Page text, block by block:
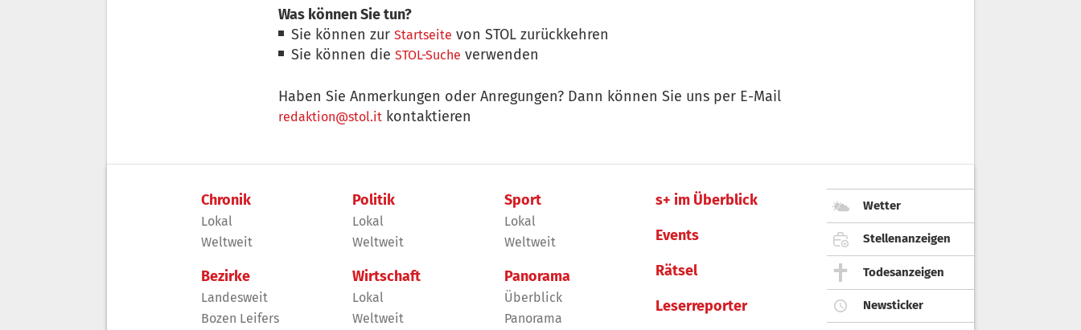
Was können Sie tun?
Sie können zurStartseite von STOL zurückkehren
Sie können dieSTOL-Suche verwenden
Haben Sie Anmerkungen oder Anregungen? Dann können Sie uns per E-Mail
redaktion@stol.it kontaktieren
Chronik
Lokal
Weltweit
Bezirke
Landesweit
Bozen Leifers
Politik
Lokal
Weltweit
Wirtschaft
Lokal
Weltweit
Sport
Lokal
Weltweit
Panorama
Überblick
Panorama
s+ im Überblick
Events
Rätsel
Leserreporter
Wetter
Stellenanzeigen
Todesanzeigen
Newsticker